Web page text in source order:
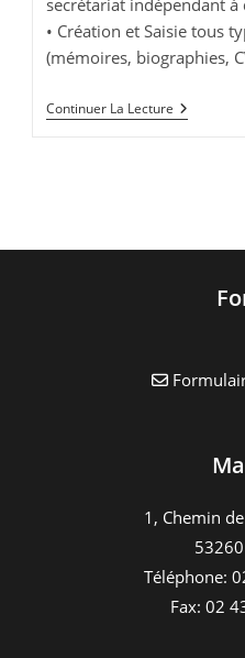
secrétariat indépendant
• Création et Saisie tous
(mémoires, biographies,
Continuer La Lecture Facilitez
La
1, Chemin
53260
Téléphone:
Fax: 02